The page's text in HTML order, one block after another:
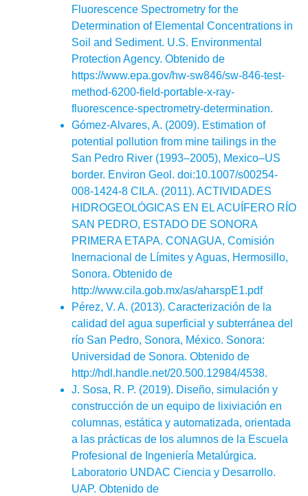
Fluorescence Spectrometry for the
Determination of Elemental Concentrations in
Soil and Sediment. U.S. Environmental
Protection Agency. Obtenido de
https://www.epa.gov/hw-sw846/sw-846-test-
method-6200-field-portable-x-ray-
fluorescence-spectrometry-determination.
Gómez-Alvares, A. (2009). Estimation of
potential pollution from mine tailings in the
San Pedro River (1993–2005), Mexico–US
border. Environ Geol. doi:10.1007/s00254-
008-1424-8 CILA. (2011). ACTIVIDADES
HIDROGEOLÓGICAS EN EL ACUÍFERO RÍO
SAN PEDRO, ESTADO DE SONORA
PRIMERA ETAPA. CONAGUA, Comisión
Inernacional de Límites y Aguas, Hermosillo,
Sonora. Obtenido de
http://www.cila.gob.mx/as/aharspE1.pdf
Pérez, V. A. (2013). Caracterización de la
calidad del agua superficial y subterránea del
río San Pedro, Sonora, México. Sonora:
Universidad de Sonora. Obtenido de
http://hdl.handle.net/20.500.12984/4538.
J. Sosa, R. P. (2019). Diseño, simulación y
construcción de un equipo de lixiviación en
columnas, estática y automatizada, orientada
a las prácticas de los alumnos de la Escuela
Profesional de Ingeniería Metalúrgica.
Laboratorio UNDAC Ciencia y Desarrollo.
UAP. Obtenido de